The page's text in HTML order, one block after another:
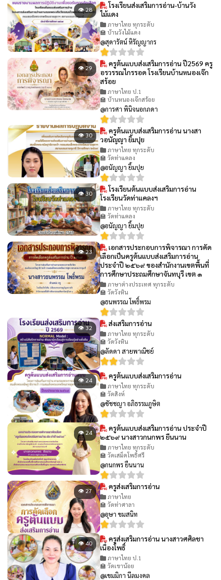
👁 28
โรงเรียนส่งเสริมการอ่าน-บ้านวัง
ไม้แดง
ภาษาไทย ทุกระดับ
🏫 บ้านวังไม้แดง
@สุดารัตน์ หิรัญญากร
👁 29
ครูต้นแบบส่งเสริมการอ่าน ปี2569 ครู
อรวรรณไกรรอด โรงเรียนบ้านหนองเจ๊ก
สร้อย
ภาษาไทย ป.1
🏫 บ้านหนองเจ๊กสร้อย
@การศา พินิจนอกภดา
👁 30
ครูต้นแบบส่งเสริมการอ่าน นางสา
วอนัญญา ยิ้มปุย
ภาษาไทย ทุกระดับ
🏫 วัดท่าแคลง
@อนัญญา ยิ้มปุย
👁 30
โรงเรียนต้นแบบส่งเสริมการอ่าน
โรงเรียนวัดท่าแคลงฯ
ภาษาไทย ทุกระดับ
🏫 วัดท่าแคลง
@อนัญญา ยิ้มปุย
👁 23
เอกสารประกอบการพิจารณา การคัด
เลือกเป็นครูต้นแบบส่งเสริมการอ่าน
ประจำปี ๒๕๖๙ ของสำนักงานเขตพื้นที่
การศึกษาประถมศึกษาจันทบุรี เขต ๑
ภาษาต่างประเทศ ทุกระดับ
🏫 วัดวังหิน
@ธนพรรณ โพธิ์พรม
👁 32 ส่งเสริมการอ่าน
ภาษาไทย ทุกระดับ
🏫 วัดวังหิน
@ลัดดา สายพาณิชย์
👁 24 ครูต้นแบบส่งเสริมการอ่าน
ภาษาไทย ทุกระดับ
🏫 วัดสิงห์
@ชัชชญา อภิธรรมภูษิต
👁 24
ครูต้นแบบส่งเสริมการอ่าน ประจำปี
๒๕๖๙ นางสาวกนกพร ยืนนาน
ภาษาไทย ทุกระดับ
🏫 วัดเสม็ดโพธิ์ศรี
@กนกพร ยืนนาน
👁 27 ครูส่งเสริมการอ่าน
ภาษาไทย
🏫 วัดท่าศาลา
@อุษา ขมสนิท
👁 40
ครูส่งเสริมการอ่าน นางสาวศศิลชา
เนื่องโพธิ์
ภาษาไทย ป.1
🏫 วัดเขาน้อย
@เขมมิกา นีลมงคล